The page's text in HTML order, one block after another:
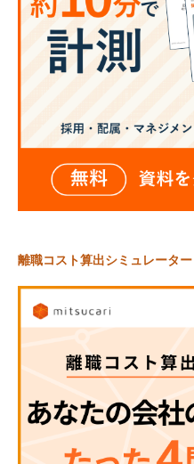
離職コスト算出シミュレーター